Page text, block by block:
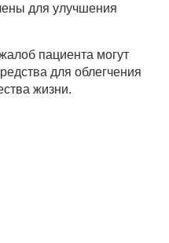
для улучшения
пациента могут
для облегчения
жизни.